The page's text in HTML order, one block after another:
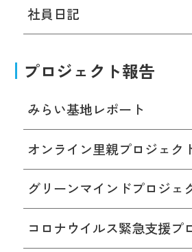
社員日記
プロジェクト報告
みらい基地レポート
オンライン里親プロジェク
グリーンマインドプロジェ
コロナウイルス緊急支援プ